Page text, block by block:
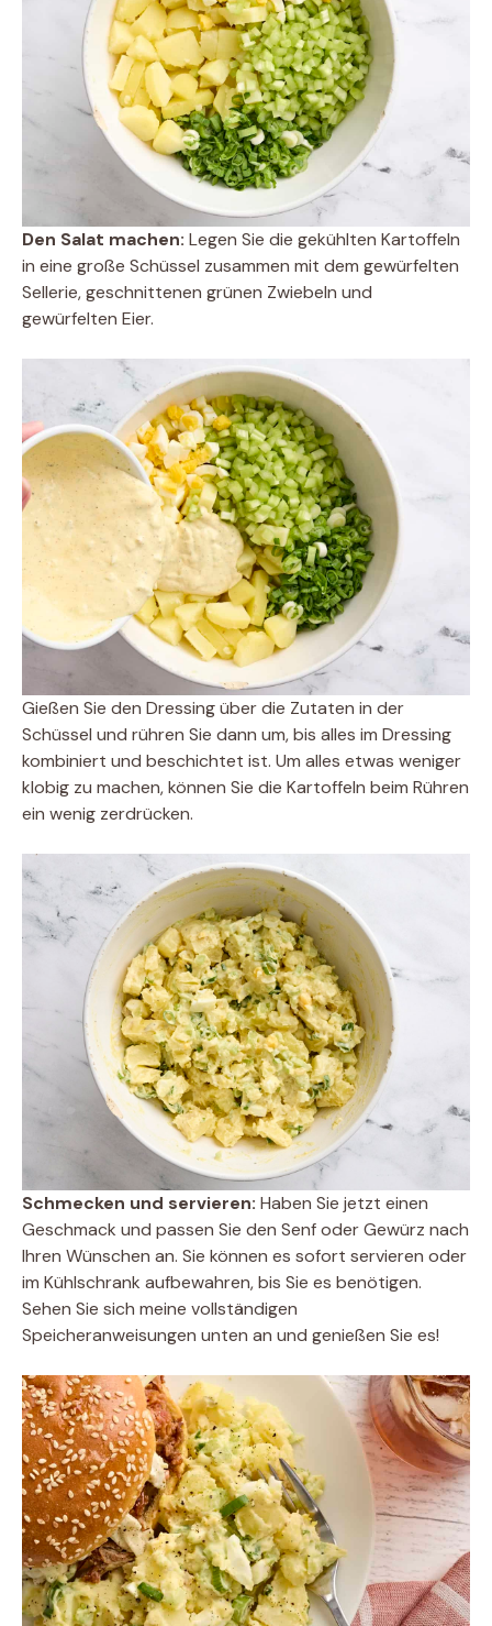
Den Salat machen: Legen Sie die gekühlten Kartoffeln
in eine große Schüssel zusammen mit dem gewürfelten
Sellerie, geschnittenen grünen Zwiebeln und
gewürfelten Eier.
Gießen Sie den Dressing über die Zutaten in der
Schüssel und rühren Sie dann um, bis alles im Dressing
kombiniert und beschichtet ist. Um alles etwas weniger
klobig zu machen, können Sie die Kartoffeln beim Rühren
ein wenig zerdrücken.
Schmecken und servieren: Haben Sie jetzt einen
Geschmack und passen Sie den Senf oder Gewürz nach
Ihren Wünschen an. Sie können es sofort servieren oder
im Kühlschrank aufbewahren, bis Sie es benötigen.
Sehen Sie sich meine vollständigen
Speicheranweisungen unten an und genießen Sie es!